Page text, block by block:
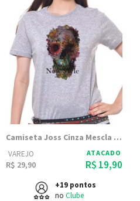
Camiseta Joss Cinza Mescla Estampada Caveira Rosas
VAREJO
R$ 29,90
ATACADO
R$ 19,90
+19 pontos
no Clube